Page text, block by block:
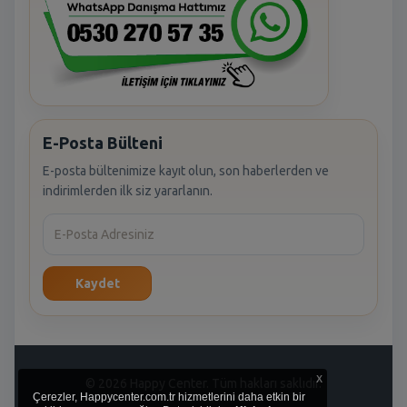
E-Posta Bülteni
E-posta bültenimize kayıt olun, son haberlerden ve
indirimlerden ilk siz yararlanın.
Kaydet
© 2026 Happy Center. Tüm hakları saklıdır.
x
Çerezler, Happycenter.com.tr hizmetlerini daha etkin bir